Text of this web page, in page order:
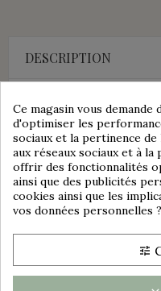
DESCRIPTION
Ce magnifique grand plat
général.
Très beau décor de moulin
En quasi parfait état,
Ce plat est accompagné
pour les assiettes et plats
Il est estampillé dessous :
Diamètre : 40 cm
Idée déco ou
Ce magasin vous
d'optimiser les
sociaux et la pertinence
aux réseaux sociaux et à
offrir des fonctionnalités
ainsi que des publicités
cookies ainsi que les
vos données personnelles ?
tune
group_work
Consentement aux cookies